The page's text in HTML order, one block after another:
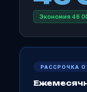
Экономия 46
РАССРОЧКА